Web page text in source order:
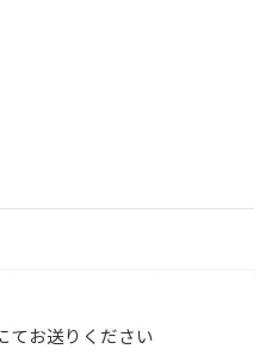
てお送りください